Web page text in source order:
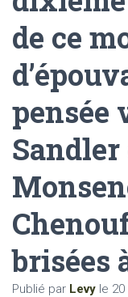
de ce
pensée
Sandler
brisées
Publié par Levy le